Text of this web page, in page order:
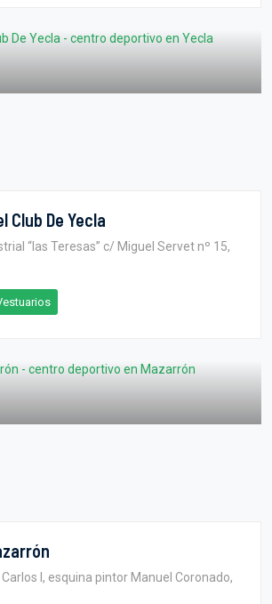
Club De Yecla
“las Teresas” c/ Miguel Servet nº 15,
I, esquina pintor Manuel Coronado,